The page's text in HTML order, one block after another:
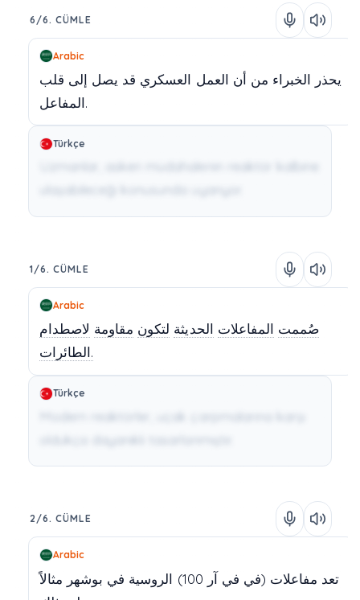
6/6. CÜMLE
Arabic
يحذر الخبراء من أن العمل العسكري قد يصل إلى قلب
المفاعل.
Türkçe
1/6. CÜMLE
Arabic
صُممت المفاعلات الحديثة لتكون مقاومة لاصطدام
الطائرات.
Türkçe
Modern reaktörler, uçak çarpmalarına karşı
oldukça dayanıklı tasarlanmıştır.
2/6. CÜMLE
Arabic
تعد مفاعلات (في في آر 100) الروسية في بوشهر مثالاً